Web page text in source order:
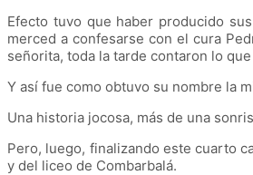
Efecto tuvo que haber producido
merced a confesarse con el cura
señorita, toda la tarde contaron lo
Y así fue como obtuvo su nombre la
Una historia jocosa, más de una
Pero, luego, finalizando este cuarto
y del liceo de Combarbalá.